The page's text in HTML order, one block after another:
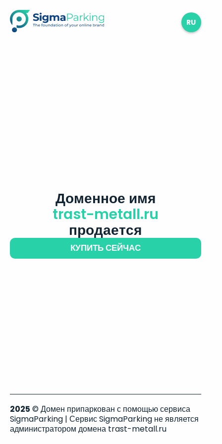
RU
Доменное имя
trast-metall.ru
продается
КУПИТЬ СЕЙЧАС
2025 © Домен припаркован с помощью сервиса
SigmaParking | Сервис SigmaParking не является
администратором домена trast-metall.ru